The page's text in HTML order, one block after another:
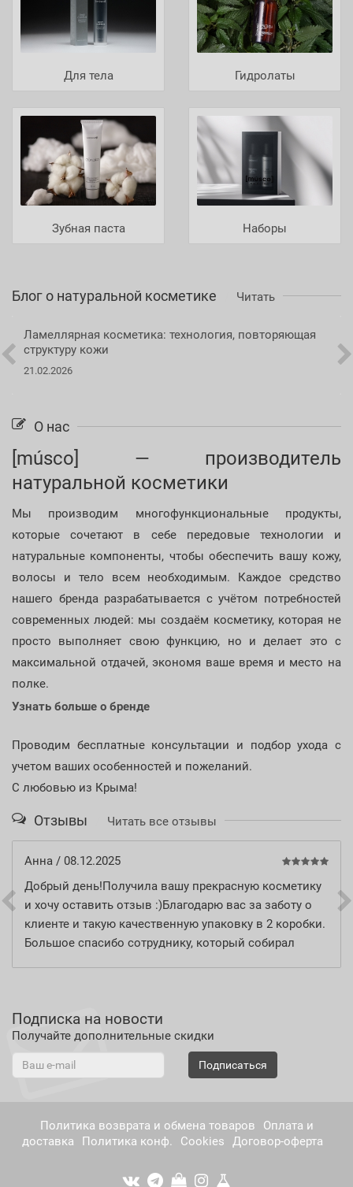
Для тела Гидролаты
Зубная паста Наборы
Блог о натуральной косметике Читать
Ламеллярная косметика: технология, повторяющая
структуру кожи
21.02.2026
О нас
[músco] — производитель
натуральной косметики
Мы производим многофункциональные продукты,
которые сочетают в себе передовые технологии и
натуральные компоненты, чтобы обеспечить вашу кожу,
волосы и тело всем необходимым. Каждое средство
нашего бренда разрабатывается с учётом потребностей
современных людей: мы создаём косметику, которая не
просто выполняет свою функцию, но и делает это с
максимальной отдачей, экономя ваше время и место на
полке.
Узнать больше о бренде
Проводим бесплатные консультации и подбор ухода с
учетом ваших особенностей и пожеланий.
С любовью из Крыма!
Отзывы Читать все отзывы
Анна / 08.12.2025
Добрый день!Получила вашу прекрасную косметику
и хочу оставить отзыв :)Благодарю вас за заботу о
клиенте и такую качественную упаковку в 2 коробки.
Большое спасибо сотруднику, который собирал
понравились все средства, раньше заказывала
частично на WB.Благодарю за пробники — очень
понравилась шампунь :) обязательно закажу...
Подписка на новости
Получайте дополнительные скидки
Подписаться
Политика возврата и обмена товаров
Оплата и
доставка
Политика конф. Cookies Договор-оферта